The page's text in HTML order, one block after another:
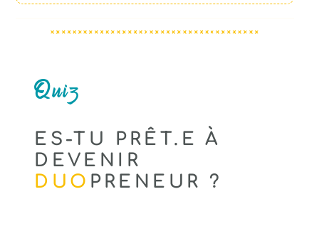
Quiz
ES-TU PRÊT.E À
DEVENIR
DUO PRENEUR ?